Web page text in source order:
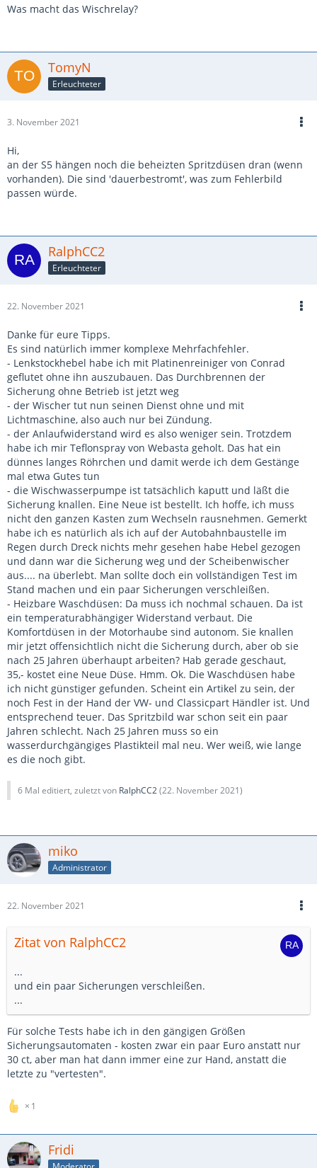
Was macht das Wischrelay?
TomyN
Erleuchteter
3. November 2021
Hi,
an der S5 hängen noch die beheizten Spritzdüsen dran (wenn
vorhanden). Die sind 'dauerbestromt', was zum Fehlerbild
passen würde.
RalphCC2
Erleuchteter
22. November 2021
Danke für eure Tipps.
Es sind natürlich immer komplexe Mehrfachfehler.
- Lenkstockhebel habe ich mit Platinenreiniger von Conrad
geflutet ohne ihn auszubauen. Das Durchbrennen der
Sicherung ohne Betrieb ist jetzt weg
- der Wischer tut nun seinen Dienst ohne und mit
Lichtmaschine, also auch nur bei Zündung.
- der Anlaufwiderstand wird es also weniger sein. Trotzdem
habe ich mir Teflonspray von Webasta geholt. Das hat ein
dünnes langes Röhrchen und damit werde ich dem Gestänge
mal etwa Gutes tun
- die Wischwasserpumpe ist tatsächlich kaputt und läßt die
Sicherung knallen. Eine Neue ist bestellt. Ich hoffe, ich muss
nicht den ganzen Kasten zum Wechseln rausnehmen. Gemerkt
habe ich es natürlich als ich auf der Autobahnbaustelle im
Regen durch Dreck nichts mehr gesehen habe Hebel gezogen
und dann war die Sicherung weg und der Scheibenwischer
aus.... na überlebt. Man sollte doch ein vollständigen Test im
Stand machen und ein paar Sicherungen verschleißen.
- Heizbare Waschdüsen: Da muss ich nochmal schauen. Da ist
ein temperaturabhängiger Widerstand verbaut. Die
Komfortdüsen in der Motorhaube sind autonom. Sie knallen
mir jetzt offensichtlich nicht die Sicherung durch, aber ob sie
nach 25 Jahren überhaupt arbeiten? Hab gerade geschaut,
35,- kostet eine Neue Düse. Hmm. Ok. Die Waschdüsen habe
ich nicht günstiger gefunden. Scheint ein Artikel zu sein, der
noch Fest in der Hand der VW- und Classicpart Händler ist. Und
entsprechend teuer. Das Spritzbild war schon seit ein paar
Jahren schlecht. Nach 25 Jahren muss so ein
wasserdurchgängiges Plastikteil mal neu. Wer weiß, wie lange
es die noch gibt.
6 Mal editiert, zuletzt von RalphCC2(22. November 2021)
miko
Administrator
22. November 2021
Zitat von RalphCC2
...
und ein paar Sicherungen verschleißen.
...
Für solche Tests habe ich in den gängigen Größen
Sicherungsautomaten - kosten zwar ein paar Euro anstatt nur
30 ct, aber man hat dann immer eine zur Hand, anstatt die
letzte zu "vertesten".
1
Fridi